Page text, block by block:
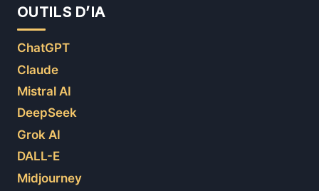
OUTILS D’IA
ChatGPT
Claude
Mistral AI
DeepSeek
Grok AI
DALL-E
Midjourney